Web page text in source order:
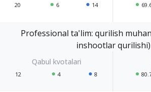
20 6 14
Professional ta'lim: qurilish
inshootlar qurilishi)
12 4 8